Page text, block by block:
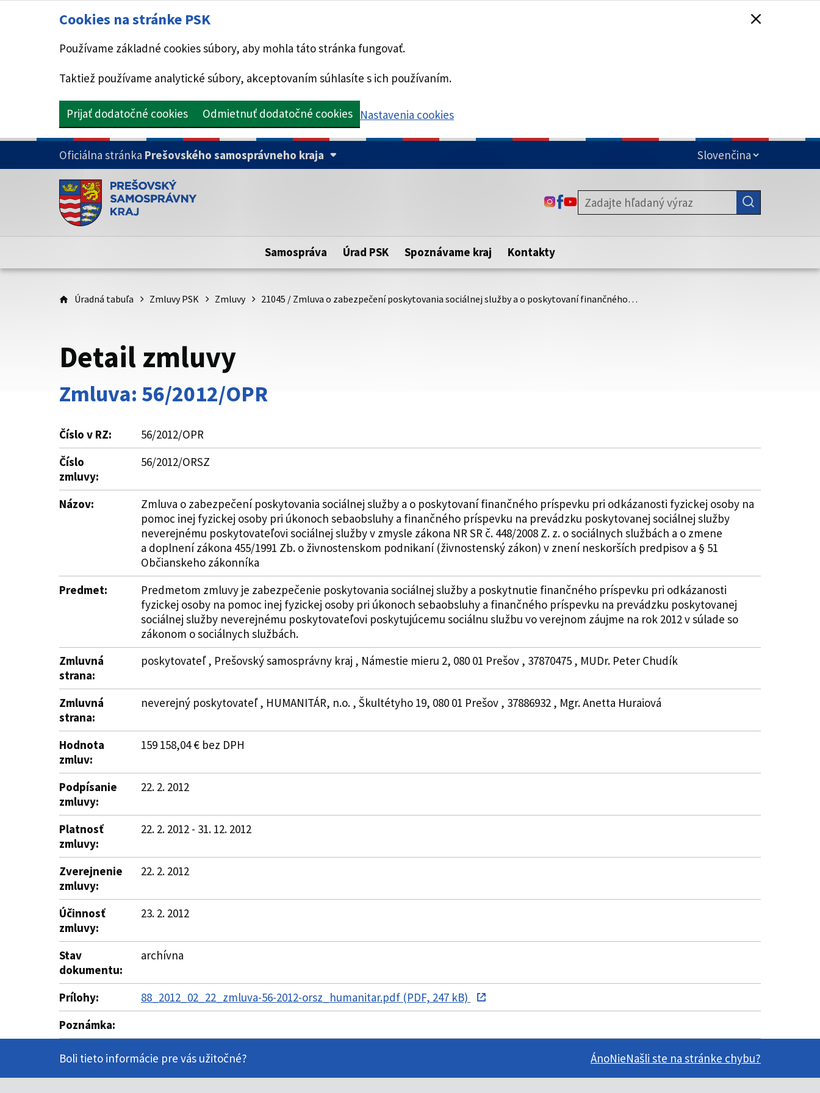
Cookies na stránke PSK
Používame základné cookies súbory, aby mohla táto stránka fungovať.
Taktiež používame analytické súbory, akceptovaním súhlasíte s ich používaním.
Prijať dodatočné cookies Odmietnuť dodatočné cookies Nastavenia cookies
PRESKOČIŤ NA HLAVNÝ OBSAH
Oficiálna stránka Prešovského samosprávneho kraja
Doména psk.sk je oficiálna
Toto je oficiálna webová stránka Prešovského samosprávneho kraja.
Táto stránka je zabezpečená
zabezpečenú webovú stránku. Zabezpečená stránka vždy začína
https:// pred názvom domény webového sídla.
ODKAZ SA OTVORÍ NA NOVEJ KARTE
ODKAZ SA OTVORÍ NA NOVEJ KARTE
ODKAZ SA OTVORÍ NA NOVEJ KARTE
Samospráva Úrad PSK Spoznávame kraj Kontakty
Úradná tabuľa Zmluvy PSK Zmluvy 21045 / Zmluva o zabezpečení poskytovania sociálnej služby a o poskytovaní finančného…
Detail zmluvy
Zmluva: 56/2012/OPR
Číslo v RZ:
56/2012/OPR
Číslo
zmluvy:
56/2012/ORSZ
Názov:
Zmluva o zabezpečení poskytovania sociálnej služby a o poskytovaní finančného príspevku pri odkázanosti fyzickej osoby na
pomoc inej fyzickej osoby pri úkonoch sebaobsluhy a finančného príspevku na prevádzku poskytovanej sociálnej služby
neverejnému poskytovateľovi sociálnej služby v zmysle zákona NR SR č. 448/2008 Z. z. o sociálnych službách a o zmene
a doplnení zákona 455/1991 Zb. o živnostenskom podnikaní (živnostenský zákon) v znení neskorších predpisov a § 51
Občianskeho zákonníka
Predmet:
Predmetom zmluvy je zabezpečenie poskytovania sociálnej služby a poskytnutie finančného príspevku pri odkázanosti
fyzickej osoby na pomoc inej fyzickej osoby pri úkonoch sebaobsluhy a finančného príspevku na prevádzku poskytovanej
sociálnej služby neverejnému poskytovateľovi poskytujúcemu sociálnu službu vo verejnom záujme na rok 2012 v súlade so
zákonom o sociálnych službách.
Zmluvná
strana:
poskytovateľ , Prešovský samosprávny kraj , Námestie mieru 2, 080 01 Prešov , 37870475 , MUDr. Peter Chudík
Zmluvná
strana:
neverejný poskytovateľ , HUMANITÁR, n.o. , Škultétyho 19, 080 01 Prešov , 37886932 , Mgr. Anetta Huraiová
Hodnota
zmluv:
159 158,04 € bez DPH
Podpísanie
zmluvy:
22. 2. 2012
Platnosť
zmluvy:
22. 2. 2012 - 31. 12. 2012
Zverejnenie
zmluvy:
22. 2. 2012
Účinnosť
zmluvy:
23. 2. 2012
Stav
dokumentu:
archívna
Prílohy:
88_2012_02_22_zmluva-56-2012-orsz_humanitar.pdf (PDF, 247 kB)
Poznámka:
Boli tieto informácie pre vás užitočné? ÁnoNieNašli ste na stránke chybu?